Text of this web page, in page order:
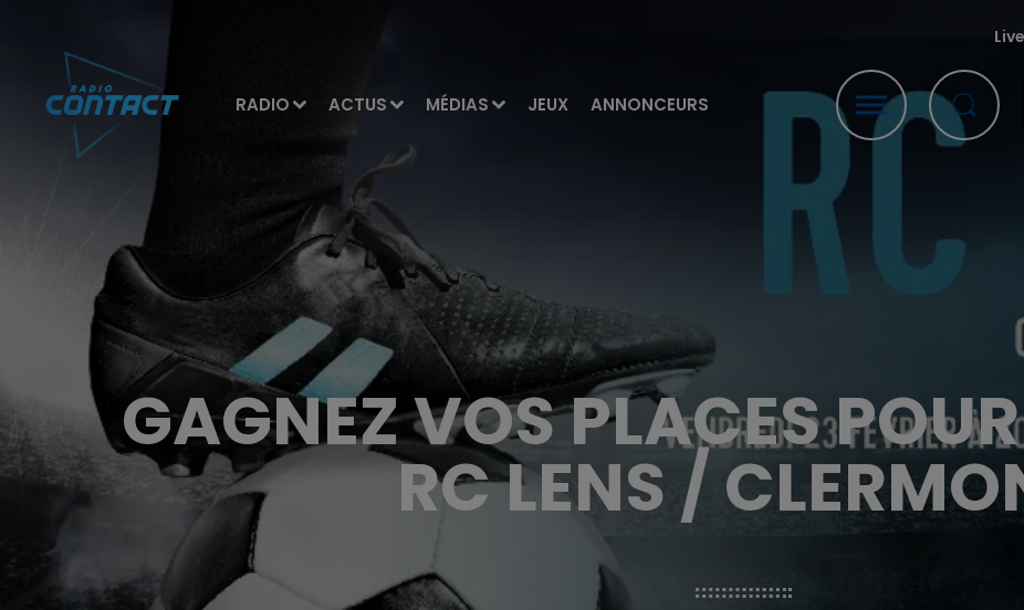
RADIO ACTUS MÉDIAS JEUX ANNONCEURS
GAGNEZ VOS PLACES
RC LENS /